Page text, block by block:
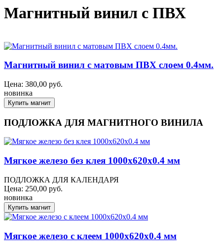
Магнитный винил с ПВХ
Магнитный винил с матовым ПВХ слоем 0.4мм.
Цена: 380,00 руб.
новинка
ПОДЛОЖКА ДЛЯ МАГНИТНОГО ВИНИЛА
Мягкое железо без клея 1000х620х0.4 мм
ПОДЛОЖКА ДЛЯ КАЛЕНДАРЯ
Цена: 250,00 руб.
новинка
Мягкое железо с клеем 1000х620х0.4 мм